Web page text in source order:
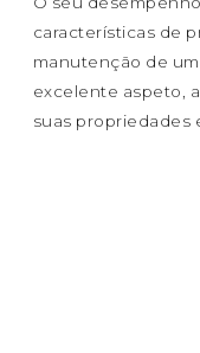
características de
manutenção de
excelente aspeto,
suas propriedades